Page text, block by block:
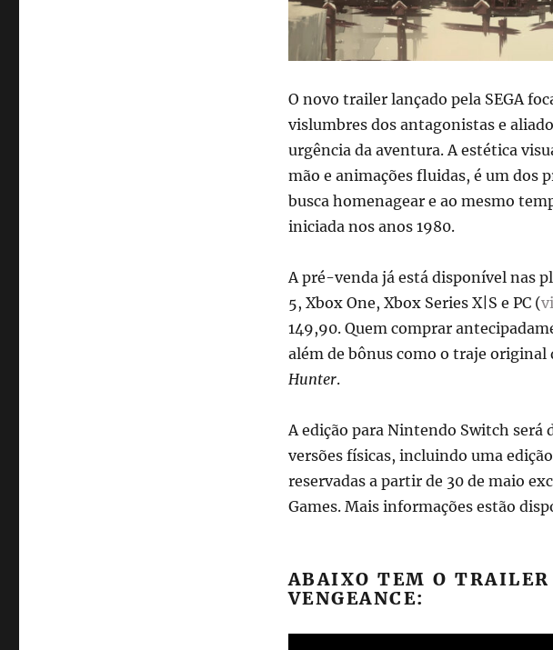
O novo trailer lançado pela SEGA
vislumbres dos antagonistas e
urgência da aventura. A estética
mão e animações fluidas, é um dos
busca homenagear e ao mesmo
iniciada nos anos 1980.
A pré-venda já está disponível nas
5, Xbox One, Xbox Series X|S e PC (
149,90. Quem comprar
além de bônus como o traje original
Hunter.
A edição para Nintendo Switch
versões físicas, incluindo uma
reservadas a partir de 30 de maio
Games. Mais informações estão
ABAIXO TEM O
VENGEANCE: